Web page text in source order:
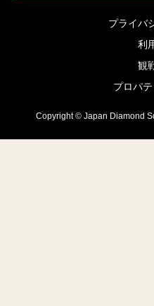
プライバ
利
観
プロパ
Copyright © Japan Diamond